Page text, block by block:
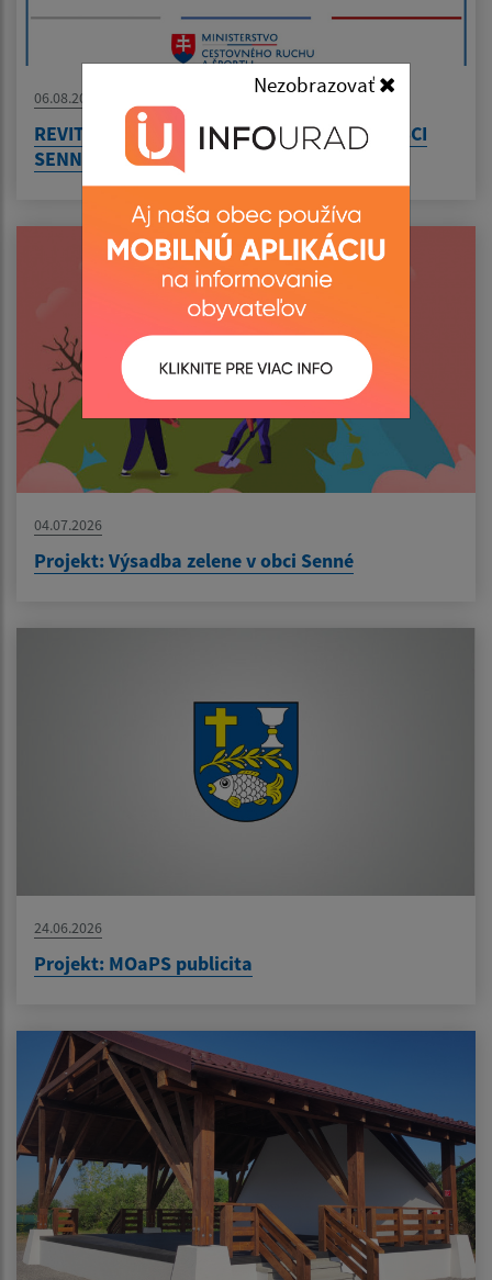
Nezobrazovať
06.08.2026
REVITALIZÁCIA FUTBALOVÉHO IHRISKA V OBCI
SENNÉ
04.07.2026
Projekt: Výsadba zelene v obci Senné
24.06.2026
Projekt: MOaPS publicita